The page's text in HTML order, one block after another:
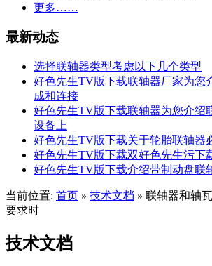
更多……
最新动态
选择联轴器类型考虑以下几个类型
好色先生TV版下载联轴器厂家为您
成和连接
好色先生TV版下载联轴器为您介绍
设备上
好色先生TV版下载关于轮胎联轴器
好色先生TV版下载双好色先生污下
好色先生TV版下载介绍带制动盘联
当前位置: 首页 » 技术文档 » 联轴器和轴
要求时
技术文档